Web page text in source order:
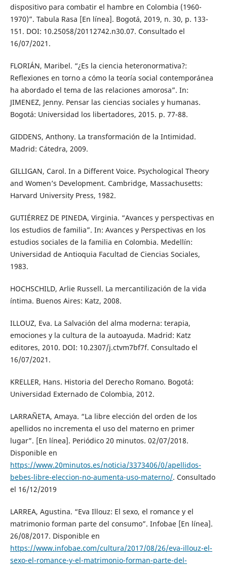
dispositivo para combatir el hambre en Colombia (1960-
1970)”. Tabula Rasa [En línea]. Bogotá, 2019, n. 30, p. 133-
151. DOI: 10.25058/20112742.n30.07. Consultado el
16/07/2021.
FLORIÁN, Maribel. “¿Es la ciencia heteronormativa?:
Reflexiones en torno a cómo la teoría social contemporánea
ha abordado el tema de las relaciones amorosa”. In:
JIMENEZ, Jenny. Pensar las ciencias sociales y humanas.
Bogotá: Universidad los libertadores, 2015. p. 77-88.
GIDDENS, Anthony. La transformación de la Intimidad.
Madrid: Cátedra, 2009.
GILLIGAN, Carol. In a Different Voice. Psychological Theory
and Women’s Development. Cambridge, Massachusetts:
Harvard University Press, 1982.
GUTIÉRREZ DE PINEDA, Virginia. “Avances y perspectivas en
los estudios de familia”. In: Avances y Perspectivas en los
estudios sociales de la familia en Colombia. Medellín:
Universidad de Antioquia Facultad de Ciencias Sociales,
1983.
HOCHSCHILD, Arlie Russell. La mercantilización de la vida
íntima. Buenos Aires: Katz, 2008.
ILLOUZ, Eva. La Salvación del alma moderna: terapia,
emociones y la cultura de la autoayuda. Madrid: Katz
editores, 2010. DOI: 10.2307/j.ctvm7bf7f. Consultado el
16/07/2021.
KRELLER, Hans. Historia del Derecho Romano. Bogotá:
Universidad Externado de Colombia, 2012.
LARRAÑETA, Amaya. “La libre elección del orden de los
apellidos no incrementa el uso del materno en primer
lugar”. [En línea]. Periódico 20 minutos. 02/07/2018.
Disponible en
https://www.20minutos.es/noticia/3373406/0/apellidos-
bebes-libre-eleccion-no-aumenta-uso-materno/. Consultado
el 16/12/2019
LARREA, Agustina. “Eva Illouz: El sexo, el romance y el
matrimonio forman parte del consumo”. Infobae [En línea].
26/08/2017. Disponible en
https://www.infobae.com/cultura/2017/08/26/eva-illouz-el-
sexo-el-romance-y-el-matrimonio-forman-parte-del-